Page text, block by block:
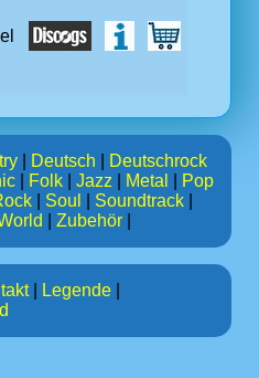
Deutsch
Deutschrock
Folk Jazz Metal
Pop
Soul Soundtrack
Zubehör
| Legende